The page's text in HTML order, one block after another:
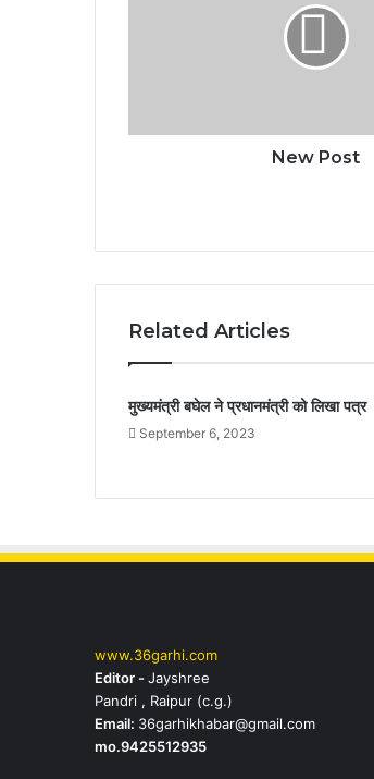
New Post
Related Articles
मुख्यमंत्री बघेल ने प्रधानमंत्री को लिखा पत्र
September 6, 2023
www.36garhi.com
Editor -Jayshree
Pandri , Raipur (c.g.)
Email: 36garhikhabar@gmail.com
mo.9425512935